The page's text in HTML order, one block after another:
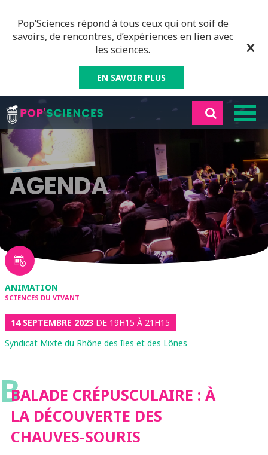
Pop’Sciences répond à tous ceux qui ont soif de
savoirs, de rencontres, d’expériences en lien avec
les sciences.
EN SAVOIR PLUS
AGENDA
ANIMATION
SCIENCES DU VIVANT
14 SEPTEMBRE 2023 DE 19H15 À 21H15
Syndicat Mixte du Rhône des Iles et des Lônes
BBALADE CRÉPUSCULAIRE : À
LA DÉCOUVERTE DES
CHAUVES-SOURIS